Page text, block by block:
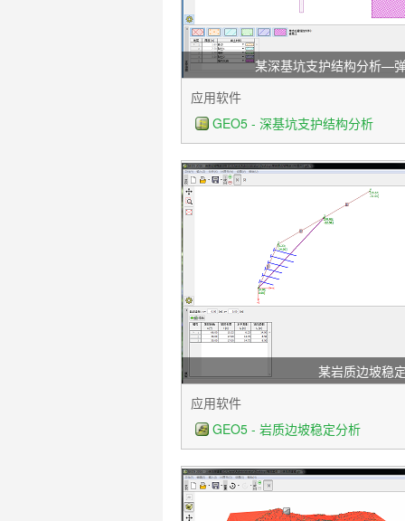
某深基坑支护结构分析—
应用软件
GEO5 - 深基坑支护结构分析
某岩质边坡稳
应用软件
GEO5 - 岩质边坡稳定分析